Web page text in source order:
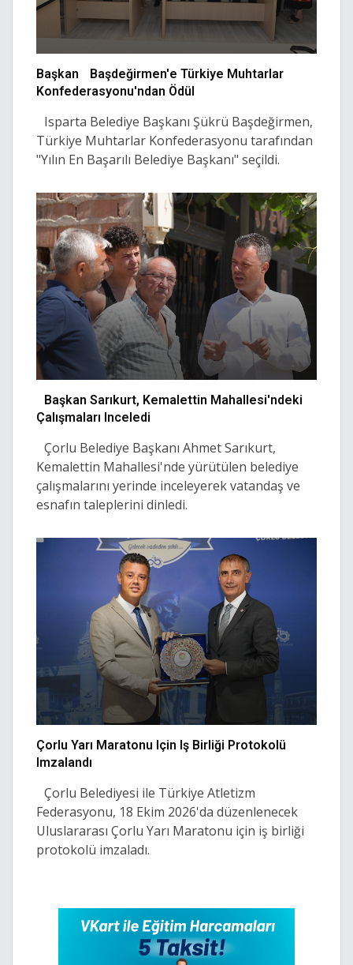
Başkan Başdeğirmen'e Türkiye Muhtarlar
Konfederasyonu'ndan Ödül
Isparta Belediye Başkanı Şükrü Başdeğirmen,
Türkiye Muhtarlar Konfederasyonu tarafından
"Yılın En Başarılı Belediye Başkanı" seçildi.
Başkan Sarıkurt, Kemalettin Mahallesi'ndeki
Çalışmaları Inceledi
Çorlu Belediye Başkanı Ahmet Sarıkurt,
Kemalettin Mahallesi'nde yürütülen belediye
çalışmalarını yerinde inceleyerek vatandaş ve
esnafın taleplerini dinledi.
Çorlu Yarı Maratonu Için Iş Birliği Protokolü
Imzalandı
Çorlu Belediyesi ile Türkiye Atletizm
Federasyonu, 18 Ekim 2026'da düzenlenecek
Uluslararası Çorlu Yarı Maratonu için iş birliği
protokolü imzaladı.